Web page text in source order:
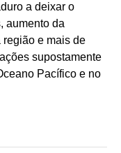
a deixar o
aumento da
região e mais de
supostamente
Pacífico e no